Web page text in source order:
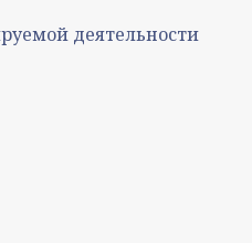
деятельности